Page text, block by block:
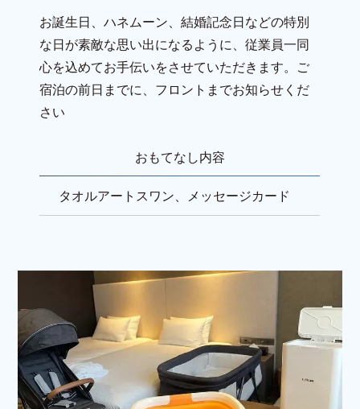
お誕生日、ハネムーン、結婚記念日などの特別
な日が素敵な思い出になるように、従業員一同
心を込めてお手伝いをさせていただきます。ご
宿泊の前日までに、フロントまでお知らせくだ
さい
おもてなし内容
タオルアートスワン、メッセージカード